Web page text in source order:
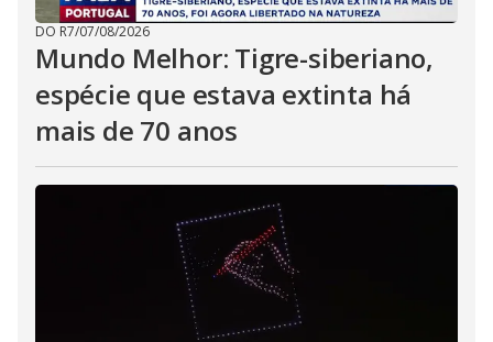
DO R7/07/08/2026
Mundo Melhor: Tigre-siberiano,
espécie que estava extinta há
mais de 70 anos